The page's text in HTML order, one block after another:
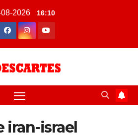
2026 16:10
iran-israel